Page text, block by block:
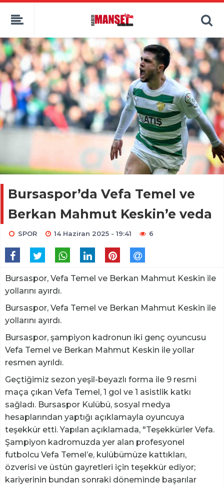
Bursaspor’da Vefa Temel ve
Berkan Mahmut Keskin’e veda
SPOR 14 Haziran 2025 - 19:41 6
Bursaspor, Vefa Temel ve Berkan Mahmut Keskin ile
yollarını ayırdı.
Bursaspor, Vefa Temel ve Berkan Mahmut Keskin ile
yollarını ayırdı.
Bursaspor, şampiyon kadronun iki genç oyuncusu
Vefa Temel ve Berkan Mahmut Keskin ile yollar
resmen ayrıldı.
Geçtiğimiz sezon yeşil-beyazlı forma ile 9 resmi
maça çıkan Vefa Temel, 1 gol ve 1 asistlik katkı
sağladı. Bursaspor Kulübü, sosyal medya
hesaplarından yaptığı açıklamayla oyuncuya
teşekkür etti. Yapılan açıklamada, "Teşekkürler Vefa.
Şampiyon kadromuzda yer alan profesyonel
futbolcu Vefa Temel’e, kulübümüze kattıkları,
özverisi ve üstün gayretleri için teşekkür ediyor;
kariyerinin bundan sonraki döneminde başarılar